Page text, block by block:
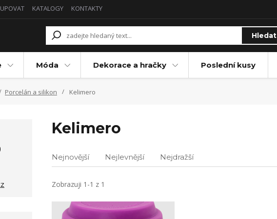
KATALOGY KONTAKTY
Hledat
Móda Dekorace a hračky Poslední kusy
Porcelán a silikon Kelimero
Kelimero
Nejnovější Nejlevnější Nejdražší
Zobrazuji 1-1 z 1